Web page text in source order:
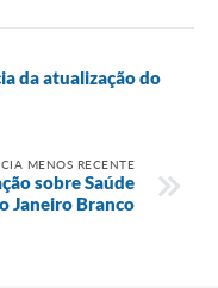
da atualização do
MENOS RECENTE
sobre Saúde
Janeiro Branco